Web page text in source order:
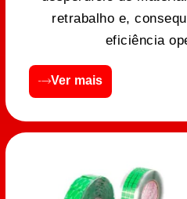
retrabalho e,
eficiência
Ver mais